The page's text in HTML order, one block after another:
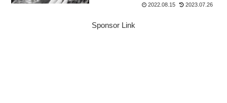
2022.08.15 2023.07.26
Sponsor Link